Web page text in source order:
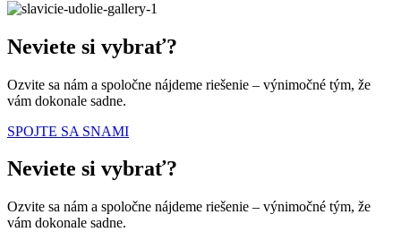
Neviete si vybrať?
Ozvite sa nám a spoločne nájdeme riešenie – výnimočné tým, že
vám dokonale sadne.
SPOJTE SA SNAMI
Neviete si vybrať?
Ozvite sa nám a spoločne nájdeme riešenie – výnimočné tým, že
vám dokonale sadne.